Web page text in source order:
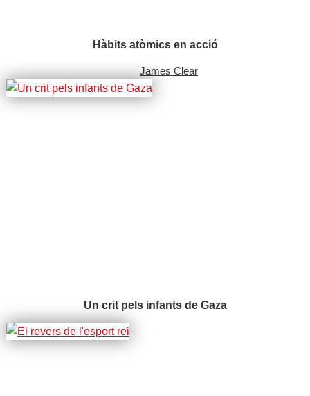
Hàbits atòmics en acció
James Clear
Un crit pels infants de Gaza